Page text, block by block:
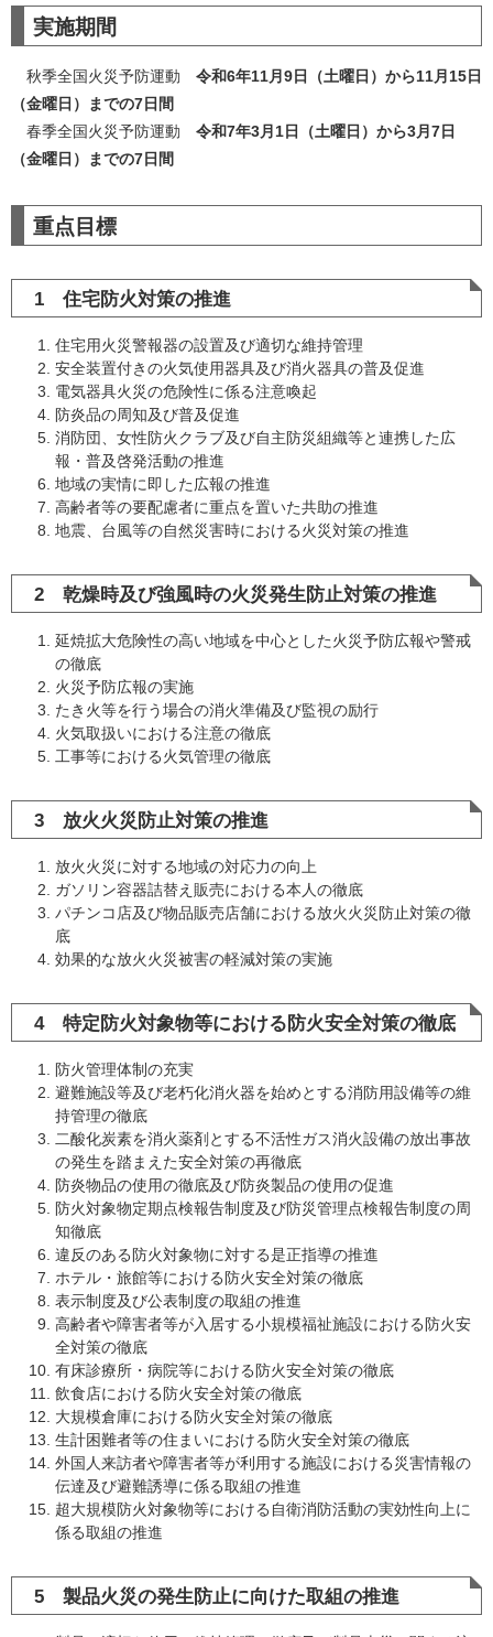
実施期間
秋季全国火災予防運動 令和6年11月9日（土曜日）から11月15日
（金曜日）までの7日間
春季全国火災予防運動 令和7年3月1日（土曜日）から3月7日
（金曜日）までの7日間
重点目標
1 住宅防火対策の推進
住宅用火災警報器の設置及び適切な維持管理
安全装置付きの火気使用器具及び消火器具の普及促進
電気器具火災の危険性に係る注意喚起
防炎品の周知及び普及促進
消防団、女性防火クラブ及び自主防災組織等と連携した広
報・普及啓発活動の推進
地域の実情に即した広報の推進
高齢者等の要配慮者に重点を置いた共助の推進
地震、台風等の自然災害時における火災対策の推進
2 乾燥時及び強風時の火災発生防止対策の推進
延焼拡大危険性の高い地域を中心とした火災予防広報や警戒
の徹底
火災予防広報の実施
たき火等を行う場合の消火準備及び監視の励行
火気取扱いにおける注意の徹底
工事等における火気管理の徹底
3 放火火災防止対策の推進
放火火災に対する地域の対応力の向上
ガソリン容器詰替え販売における本人の徹底
パチンコ店及び物品販売店舗における放火火災防止対策の徹
底
効果的な放火火災被害の軽減対策の実施
4 特定防火対象物等における防火安全対策の徹底
防火管理体制の充実
避難施設等及び老朽化消火器を始めとする消防用設備等の維
持管理の徹底
二酸化炭素を消火薬剤とする不活性ガス消火設備の放出事故
の発生を踏まえた安全対策の再徹底
防炎物品の使用の徹底及び防炎製品の使用の促進
防火対象物定期点検報告制度及び防災管理点検報告制度の周
知徹底
違反のある防火対象物に対する是正指導の推進
ホテル・旅館等における防火安全対策の徹底
表示制度及び公表制度の取組の推進
高齢者や障害者等が入居する小規模福祉施設における防火安
全対策の徹底
有床診療所・病院等における防火安全対策の徹底
飲食店における防火安全対策の徹底
大規模倉庫における防火安全対策の徹底
生計困難者等の住まいにおける防火安全対策の徹底
外国人来訪者や障害者等が利用する施設における災害情報の
伝達及び避難誘導に係る取組の推進
超大規模防火対象物等における自衛消防活動の実効性向上に
係る取組の推進
5 製品火災の発生防止に向けた取組の推進